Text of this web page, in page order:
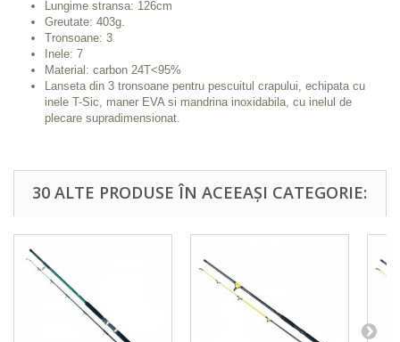
Lungime stransa: 126cm
Greutate: 403g.
Tronsoane: 3
Inele: 7
Material: carbon 24T<95%
Lanseta din 3 tronsoane pentru pescuitul crapului, echipata cu
inele T-Sic, maner EVA si mandrina inoxidabila, cu inelul de
plecare supradimensionat.
30 ALTE PRODUSE ÎN ACEEAȘI CATEGORIE: